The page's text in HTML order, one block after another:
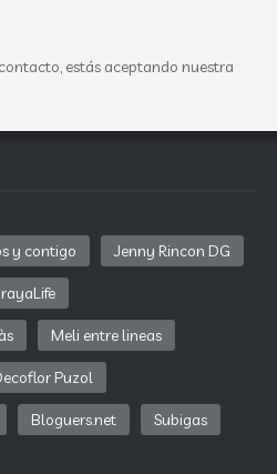
estás aceptando nuestra
y contigo Jenny Rincon DG
Meli entre lineas
Puzol
Bloguers.net Subigas